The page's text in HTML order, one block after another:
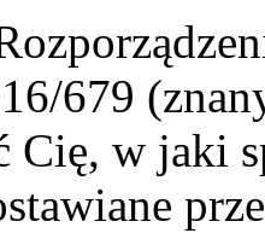
679
w jaki